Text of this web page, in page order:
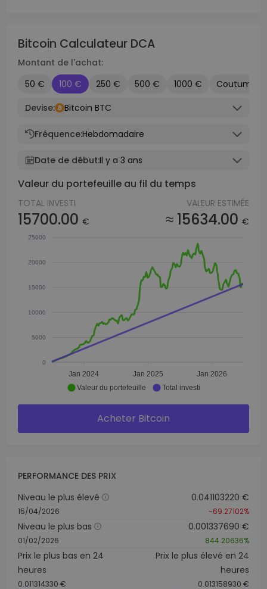
Bitcoin Calculateur DCA
Montant de l'achat:
50 €
100 € 250 € 500 € 1000 €
Coutume
Devise:
Bitcoin BTC
Fréquence:Hebdomadaire
Date de début:Il y a 3 ans
Valeur du portefeuille au fil du temps
TOTAL INVESTI
15700.00 €
VALEUR ESTIMÉE
≈ 15634.00 €
25000
20000
15000
10000
5000
0
Jan 2024 Jan 2025 Jan 2026
Valeur du portefeuille Total investi
Acheter Bitcoin
PERFORMANCE DES PRIX
Niveau le plus élevé
15/04/2026
0.041103220 €
-69.27102%
Niveau le plus bas
01/02/2026
0.001337690 €
844.20636%
Prix le plus bas en 24
heures
0.011314330 €
Prix le plus élevé en 24
heures
0.013158930 €